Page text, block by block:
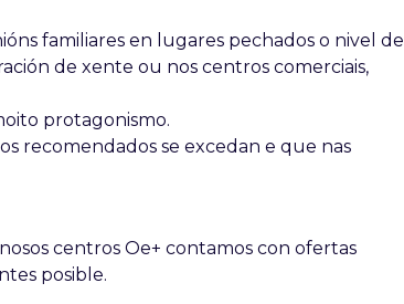
familiares en lugares pechados o nivel de
de xente ou nos centros comerciais,
protagonismo.
recomendados se excedan e que nas
centros Oe+ contamos con ofertas
posible.